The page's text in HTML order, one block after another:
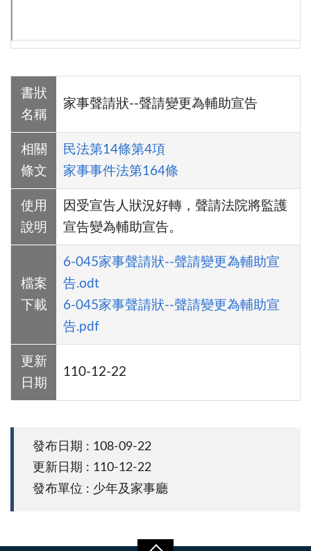
書狀
名稱
家事聲請狀--聲請變更為輔助宣告
相關
條文
民法第14條第4項
家事事件法第164條
使用
說明
因受宣告人狀況好轉，聲請法院將監護
宣告變為輔助宣告。
檔案
下載
6-045家事聲請狀--聲請變更為輔助宣
告.odt
6-045家事聲請狀--聲請變更為輔助宣
告.pdf
更新
日期
110-12-22
發布日期 : 108-09-22
更新日期 : 110-12-22
發布單位 : 少年及家事廳